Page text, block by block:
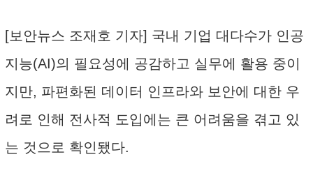
[보안뉴스 조재호 기자] 국내 기업 대다수가 인공
지능(AI)의 필요성에 공감하고 실무에 활용 중이
지만, 파편화된 데이터 인프라와 보안에 대한 우
려로 인해 전사적 도입에는 큰 어려움을 겪고 있
는 것으로 확인됐다.